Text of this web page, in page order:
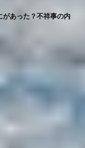
があった？不祥事の内